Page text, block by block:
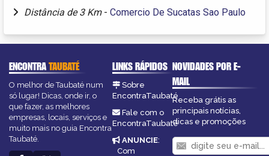
Distância de 3 Km - Comercio De Sucatas Sao Paulo
ENCONTRATAUBATÉ
O melhor de Taubaté num
só lugar! Dicas, onde ir, o
que fazer, as melhores
empresas, locais, serviços e
muito mais no guia Encontra
Taubaté.
LINKS RÁPIDOS
Sobre
EncontraTaubaté
Fale com o
EncontraTaubaté
ANUNCIE:
Com
NOVIDADES POR E-
MAIL
Receba grátis as
principais notícias,
dicas e promoções